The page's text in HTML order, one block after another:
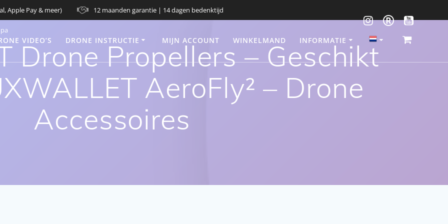
Apple Pay & meer) 12 maanden garantie | 14 dagen bedenktijd
VIDEO’S DRONE INSTRUCTIE MIJN ACCOUNT WINKELMAND INFORMATIE
Drone Propellers – Geschikt
AeroFly² – Drone
Accessoires